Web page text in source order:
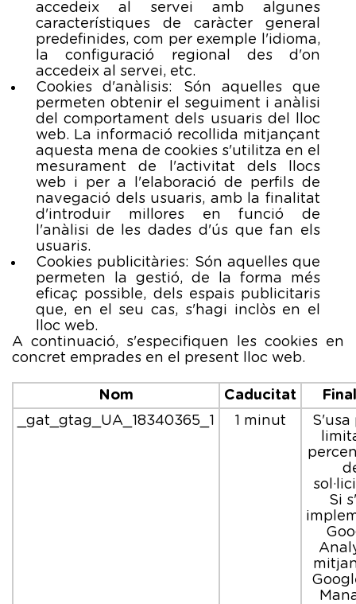
accedeix al servei amb algunes
característiques de caràcter general
predefinides, com per exemple l'idioma,
la configuració regional des d'on
accedeix al servei, etc.
Cookies d'anàlisis: Són aquelles que
permeten obtenir el seguiment i anàlisi
del comportament dels usuaris del lloc
web. La informació recollida mitjançant
aquesta mena de cookies s'utilitza en el
mesurament de l'activitat dels llocs
web i per a l'elaboració de perfils de
navegació dels usuaris, amb la finalitat
d'introduir millores en funció de
l'anàlisi de les dades d'ús que fan els
usuaris.
Cookies publicitàries: Són aquelles que
permeten la gestió, de la forma més
eficaç possible, dels espais publicitaris
que, en el seu cas, s'hagi inclòs en el
lloc web.
A continuació, s'especifiquen les cookies en
concret emprades en el present lloc web.
Nom Caducitat
_gat_gtag_UA_18340365_1
1 minut
S'usa
Si